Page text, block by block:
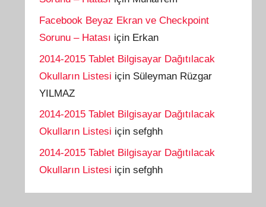
Facebook Beyaz Ekran ve Checkpoint
Sorunu – Hatası için Erkan
2014-2015 Tablet Bilgisayar Dağıtılacak
Okulların Listesi için Süleyman Rüzgar
YILMAZ
2014-2015 Tablet Bilgisayar Dağıtılacak
Okulların Listesi içinsefghh
2014-2015 Tablet Bilgisayar Dağıtılacak
Okulların Listesi içinsefghh